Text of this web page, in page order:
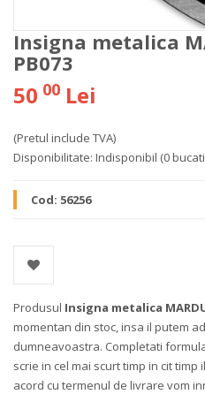
Insigna metalica
PB073
50 00 Lei
(Pretul include TVA)
Disponibilitate: Indisponibil (0
Cod: 56256
Produsul Insigna metalica
momentan din stoc, insa il putem
dumneavoastra. Completati
scrie in cel mai scurt timp in cit
acord cu termenul de livrare vom